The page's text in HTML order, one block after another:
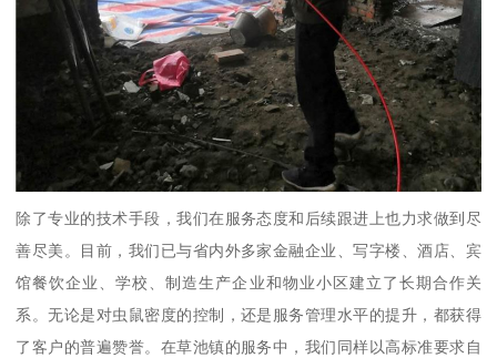
除了专业的技术手段，我们在服务态度和后续跟进上也力求做到尽
善尽美。目前，我们已与省内外多家金融企业、写字楼、酒店、宾
馆餐饮企业、学校、制造生产企业和物业小区建立了长期合作关
系。无论是对虫鼠密度的控制，还是服务管理水平的提升，都获得
了客户的普遍赞誉。在草池镇的服务中，我们同样以高标准要求自